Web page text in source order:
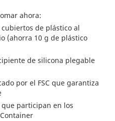
ahora:
de plástico al
(ahorra 10 g de plástico
de silicona plegable
por el FSC que garantiza
participan en los